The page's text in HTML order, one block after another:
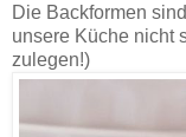
Die Backformen
unsere Küche nicht
zulegen!)